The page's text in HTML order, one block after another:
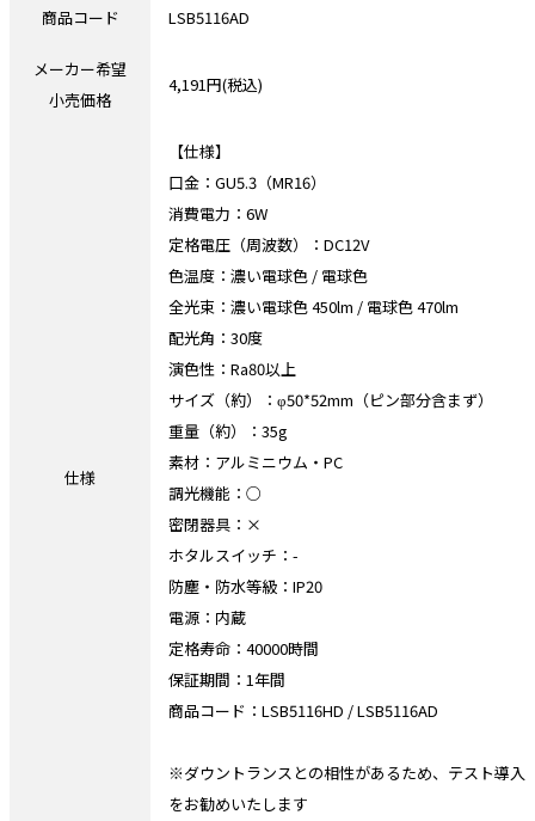
商品コード LSB5116AD
メーカー希望
小売価格
4,191円(税込)
仕様
【仕様】
口金：GU5.3（MR16）
消費電力：6W
定格電圧（周波数）：DC12V
色温度：濃い電球色 / 電球色
全光束：濃い電球色 450lm / 電球色 470lm
配光角：30度
演色性：Ra80以上
サイズ（約）：φ50*52mm（ピン部分含まず）
重量（約）：35g
素材：アルミニウム・PC
調光機能：○
密閉器具：×
ホタルスイッチ：-
防塵・防水等級：IP20
電源：内蔵
定格寿命：40000時間
保証期間：1年間
商品コード：LSB5116HD / LSB5116AD
※ダウントランスとの相性があるため、テスト導入
をお勧めいたします